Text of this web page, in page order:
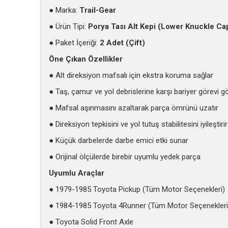
● Marka: Trail-Gear
● Ürün Tipi: Porya Tası Alt Kepi (Lower Knuckle
● Paket İçeriği: 2 Adet (Çift)
Öne Çıkan Özellikler
● Alt direksiyon mafsalı için ekstra koruma sağlar
● Taş, çamur ve yol debrislerine karşı bariyer görevi
● Mafsal aşınmasını azaltarak parça ömrünü uzatır
● Direksiyon tepkisini ve yol tutuş stabilitesini iyileştirir
● Küçük darbelerde darbe emici etki sunar
● Orijinal ölçülerde birebir uyumlu yedek parça
Uyumlu Araçlar
● 1979-1985 Toyota Pickup (Tüm Motor Seçenekleri)
● 1984-1985 Toyota 4Runner (Tüm Motor
● Toyota Solid Front Axle